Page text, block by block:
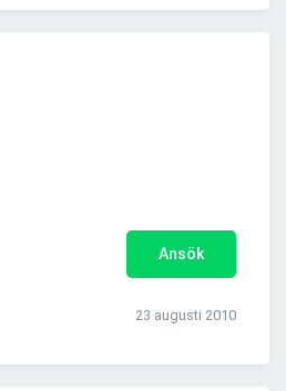
Ansök
23 augusti 2010